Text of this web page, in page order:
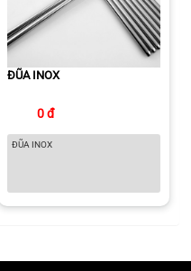
ĐŨA INOX
0 đ
ĐŨA INOX